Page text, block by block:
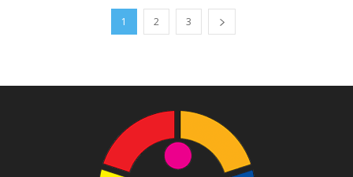
1 2 3